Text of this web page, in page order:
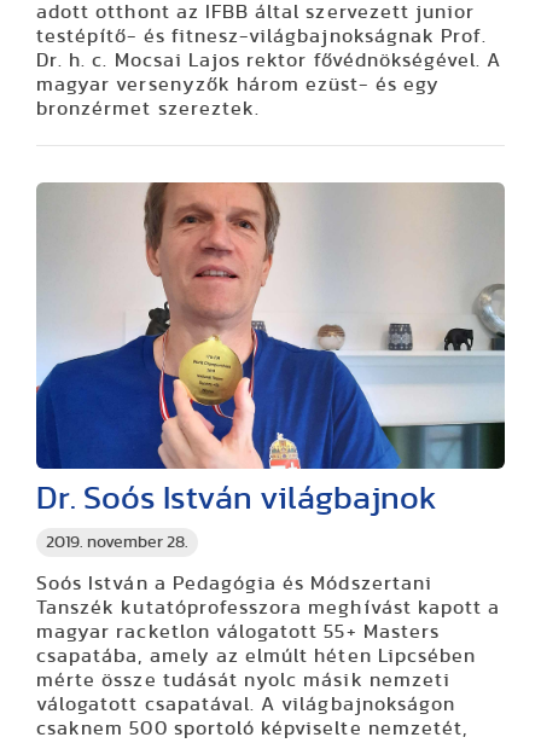
adott otthont az IFBB által szervezett junior
testépítő- és fitnesz-világbajnokságnak Prof.
Dr. h. c. Mocsai Lajos rektor fővédnökségével. A
magyar versenyzők három ezüst- és egy
bronzérmet szereztek.
2019. november 28.
Dr. Soós István világbajnok
Soós István a Pedagógia és Módszertani
Tanszék kutatóprofesszora meghívást kapott a
magyar racketlon válogatott 55+ Masters
csapatába, amely az elmúlt héten Lipcsében
mérte össze tudását nyolc másik nemzeti
válogatott csapatával. A világbajnokságon
csaknem 500 sportoló képviselte nemzetét,